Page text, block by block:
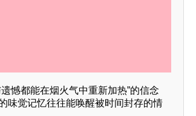
憾都能在烟火气中重新加热”的信念
觉记忆往往能唤醒被时间封存的情